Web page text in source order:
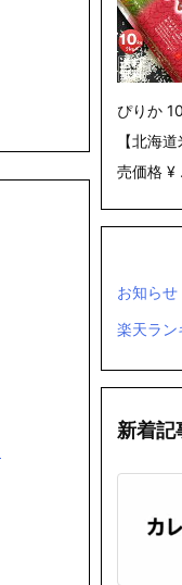
ぴりか
【北海
売価格 ¥
お知らせ
楽天ラン
新着記